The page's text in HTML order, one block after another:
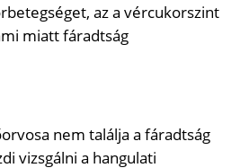
az a vércukorszint
miatt fáradtság
nem találja a fáradtság
vizsgálni a hangulati